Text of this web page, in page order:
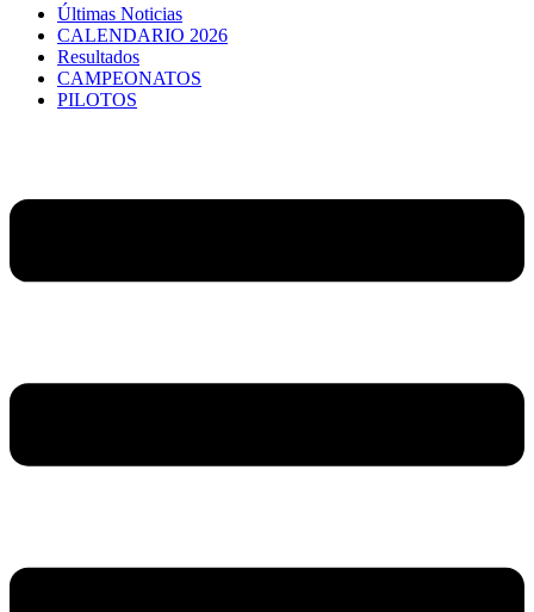
Últimas Noticias
CALENDARIO 2026
Resultados
CAMPEONATOS
PILOTOS